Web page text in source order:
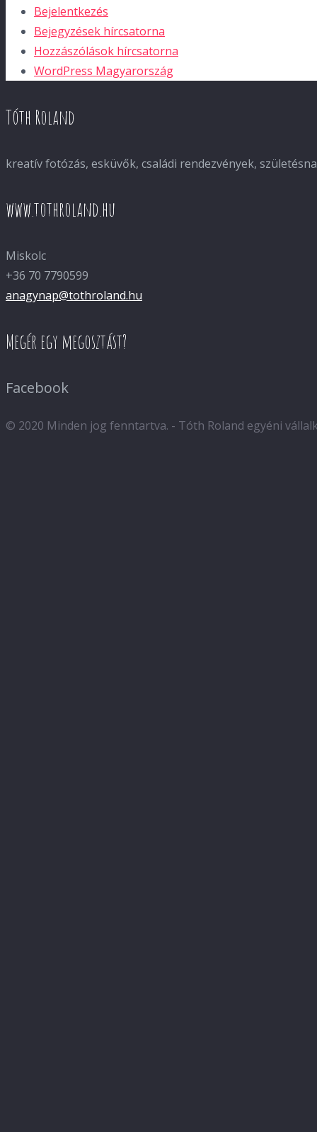
Bejelentkezés
Bejegyzések hírcsatorna
Hozzászólások hírcsatorna
WordPress Magyarország
Tóth Roland
kreatív fotózás, esküvők, családi rendezvények,
www.tothroland.hu
Miskolc
+36 70 7790599
anagynap@tothroland.hu
Megér egy megosztást?
Facebook
© 2020 Minden jog fenntartva. - Tóth Roland egyéni